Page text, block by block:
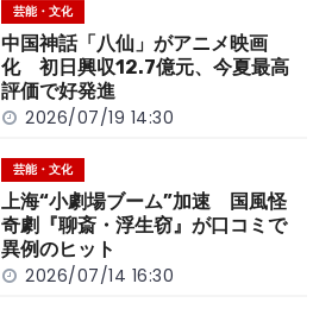
芸能・文化
中国神話「八仙」がアニメ映画
化 初日興収12.7億元、今夏最高
評価で好発進
2026/07/19 14:30
芸能・文化
上海“小劇場ブーム”加速 国風怪
奇劇『聊斎・浮生窃』が口コミで
異例のヒット
2026/07/14 16:30